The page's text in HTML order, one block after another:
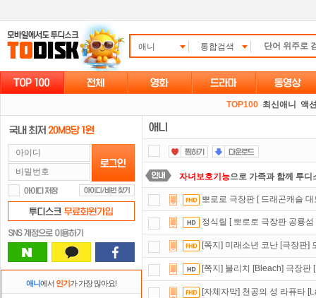
애니 통합검색
TOP100 최신애니 액
애니에서 인기가 가장 많아요!
자녀보호기능으로 가족과 함께 투
출석체크이벤트! 매일매일출석체
스마트TV 로 투디스크 영화,드라마,
정액제
댓글만 잘써도무료 포인트를 드립
뽀로로 극장판 [ 드래곤캐슬
정식릴 [ 뽀로로 극장판 공룡
[쪽지] 미래소년 코난 [극장판]
[쪽지] 블리치 [Bleach] 극장판
[자체자막] 천공의 성 라퓨타